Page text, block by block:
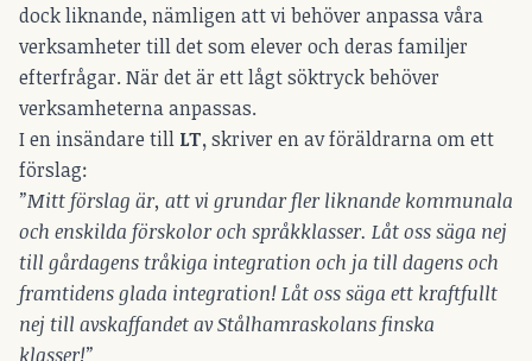
dock liknande, nämligen att vi behöver anpassa våra
verksamheter till det som elever och deras familjer
efterfrågar. När det är ett lågt söktryck behöver
verksamheterna anpassas.
I en insändare till LT,skriver en av föräldrarna om ett
förslag:
”Mitt förslag är, att vi grundar fler liknande kommunala
och enskilda förskolor och språkklasser. Låt oss säga nej
till gårdagens tråkiga integration och ja till dagens och
framtidens glada integration! Låt oss säga ett kraftfullt
nej till avskaffandet av Stålhamraskolans finska
klasser!”